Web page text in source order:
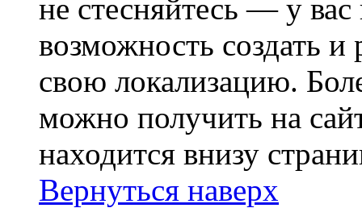
не стесняйтесь — у вас
возможность создать
свою локализацию.
можно получить на
находится внизу
Вернуться наверх